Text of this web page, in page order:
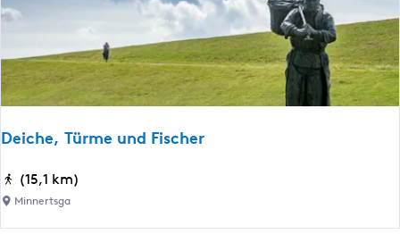
a
d
-
W
d
e
n
Deiche, Türme und Fischer
D
e
(15,1 km)
Minnertsga